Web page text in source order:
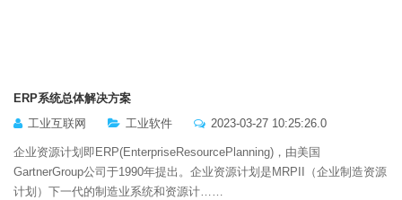
ERP系统总体解决方案
工业互联网
工业软件 2023-03-27 10:25:26.0
企业资源计划即ERP(EnterpriseResourcePlanning)，由美国
GartnerGroup公司于1990年提出。企业资源计划是MRPII（企业制造资源
计划）下一代的制造业系统和资源计……